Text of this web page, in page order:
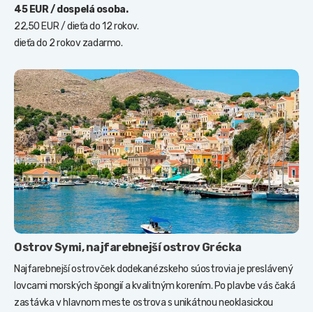
45 EUR / dospelá osoba.
22,50 EUR / dieťa do 12 rokov.
dieťa do 2 rokov zadarmo.
Ostrov Symi, najfarebnejší ostrov Grécka
Najfarebnejší ostrovček dodekanézskeho súostrovia je preslávený
lovcami morských špongií a kvalitným korením. Po plavbe vás čaká
zastávka v hlavnom meste ostrova s unikátnou neoklasickou